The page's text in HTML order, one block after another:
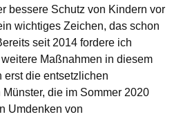
bessere Schutz von Kindern vor
wichtiges Zeichen, das schon
seit 2014 fordere ich
Maßnahmen in diesem
erst die entsetzlichen
die im Sommer 2020
Umdenken von